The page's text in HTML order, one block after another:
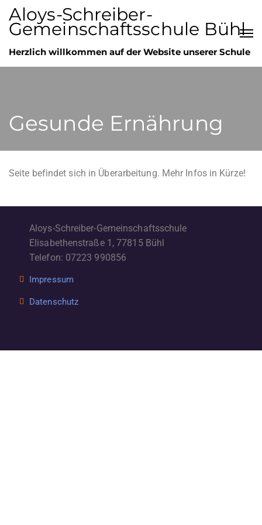
Aloys-Schreiber-
Gemeinschaftsschule Bühl
Herzlich willkommen auf der Website unserer Schule
Gesunde Ernährung
Seite befindet sich in Überarbeitung. Mehr Infos in Kürze!
Aloys-Schreiber-Gemeinschaftsschule
Elisabethenstraße 1, 77815 Bühl
Telefon: 07223 990856
Impressum
Datenschutz